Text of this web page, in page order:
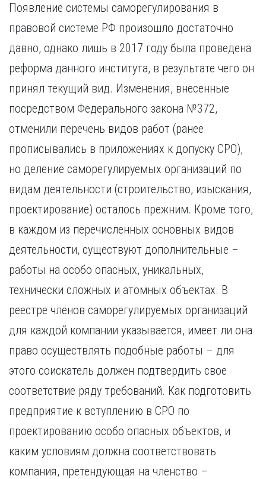
К
Казань
Калининград
Кемерово
Киров
Краснодар
Красноярск
Курган
Курск
Л
Липецк
М
Махачкала
Мурманск
Н
Набережные Челны
Нижний Новгород
Нижний Тагил
Новокузнецк
Новосибирск
Тольятти
Томск
Тюмень
У
Улан-Удэ
Ульяновск
Хабаровск
Ч
Чебоксары
Челябинск
Череповец
Ярославль
Появление системы саморегулирования в
правовой системе РФ произошло достаточно
давно, однако лишь в 2017 году была проведена
реформа данного института, в результате чего он
принял текущий вид. Изменения, внесенные
посредством Федерального закона №372,
отменили перечень видов работ (ранее
прописывались в приложениях к допуску СРО),
но деление саморегулируемых организаций по
видам деятельности (строительство, изыскания,
проектирование) осталось прежним. Кроме того,
в каждом из перечисленных основных видов
деятельности, существуют дополнительные –
работы на особо опасных, уникальных,
технически сложных и атомных объектах. В
реестре членов саморегулируемых организаций
для каждой компании указывается, имеет ли она
право осуществлять подобные работы – для
этого соискатель должен подтвердить свое
соответствие ряду требований. Как подготовить
предприятие к вступлению в СРО по
проектированию особо опасных объектов, и
каким условиям должна соответствовать
компания, претендующая на членство –